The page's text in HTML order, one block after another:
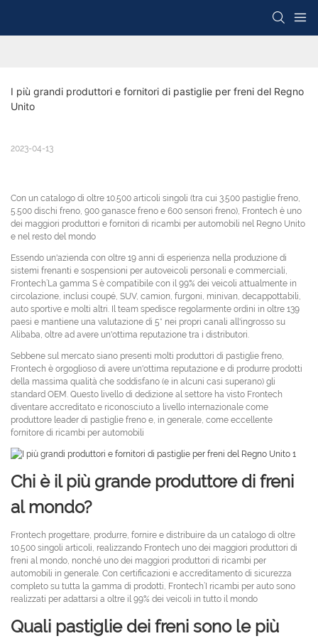
I più grandi produttori e fornitori di pastiglie per freni del Regno
Unito
2023-04-13
Con un catalogo di oltre 10.500 articoli singoli (tra cui 3.500 pastiglie freno,
5.500 dischi freno, 900 ganasce freno e 600 sensori freno), Frontech è uno
dei maggiori produttori e fornitori di ricambi per automobili nel Regno Unito
e nel resto del mondo
Essendo un'azienda con oltre 19 anni di esperienza nella produzione di
sistemi frenanti e sospensioni per autoveicoli personali e commerciali,
Frontech’La gamma S è compatibile con il 99% dei veicoli attualmente in
circolazione, inclusi coupé, SUV, camion, furgoni, minivan, decappottabili,
auto sportive e molti altri. Il team spedisce regolarmente ordini in oltre 139
paesi e mantiene una valutazione di 5* nei propri canali all'ingrosso su
Alibaba, oltre ad avere un'ottima reputazione tra i distributori.
Sebbene sul mercato siano presenti molti produttori di pastiglie freno,
Frontech è orgoglioso di avere un'ottima reputazione e di produrre prodotti
della massima qualità che soddisfano (e in alcuni casi superano) gli
standard OEM. Questo livello di dedizione al settore ha visto Frontech
diventare accreditato e riconosciuto a livello internazionale come
produttore leader di pastiglie freno e, in generale, come eccellente
fornitore di ricambi per automobili
Chi è il più grande produttore di freni
al mondo?
Frontech progettare, produrre, fornire e distribuire da un catalogo di oltre
10.500 singoli articoli, realizzando Frontech uno dei maggiori produttori di
freni al mondo, nonché uno dei maggiori produttori di ricambi per
automobili in generale. Con certificazioni e accreditamento di sicurezza
completo su tutta la gamma di prodotti, Frontech’I ricambi per auto sono
realizzati per adattarsi a oltre il 99% dei veicoli in tutto il mondo
Quali pastiglie dei freni sono le più